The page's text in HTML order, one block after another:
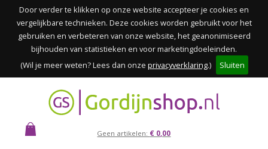
Door verder te klikken op onze website accepteer je cookies en
vergelijkbare technieken. Deze cookies worden gebruikt voor het
gebruiken en verbeteren van onze website, het geanonimiseerd
bijhouden van statistieken en voor marketingdoeleinden.
(Wil je meer weten? Lees dan onze privacyverklaring.) Sluiten
Geen artikelen: € 0,00